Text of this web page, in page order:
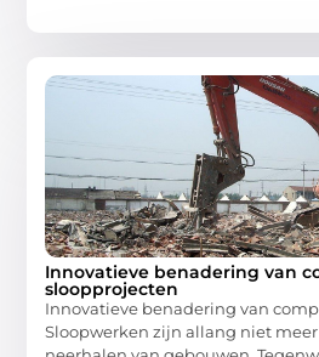
Innovatieve benadering van
sloopprojecten
Innovatieve benadering van
Sloopwerken zijn allang niet